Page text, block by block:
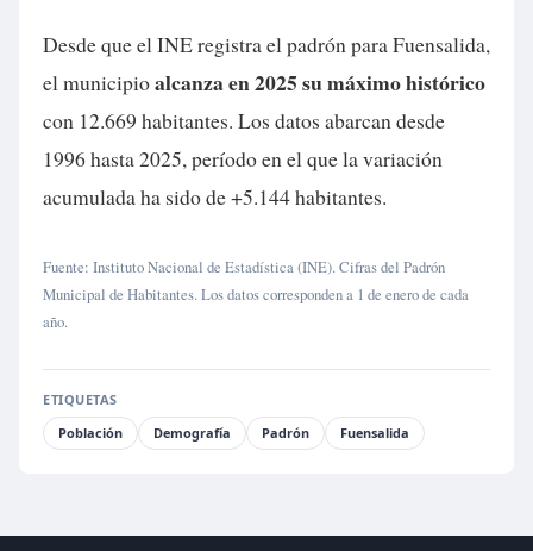
Desde que el INE registra el padrón para Fuensalida,
el municipioalcanza en 2025 su máximo histórico
con 12.669 habitantes. Los datos abarcan desde
1996 hasta 2025, período en el que la variación
acumulada ha sido de +5.144 habitantes.
Fuente: Instituto Nacional de Estadística (INE). Cifras del Padrón
Municipal de Habitantes. Los datos corresponden a 1 de enero de cada
año.
ETIQUETAS
Población
Demografía Padrón Fuensalida